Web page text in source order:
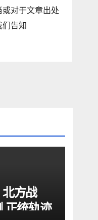
对于文章出处
告知
北方战
正统轨迹